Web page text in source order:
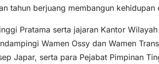
tahun berjuang membangun kehidupan
Pratama serta jajaran Kantor
Wamen Ossy dan Wamen
Japar, serta para Pejabat Pimpinan